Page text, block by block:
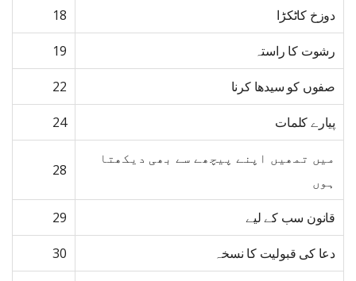
دوزخ کاٹکڑا 18
رشوت کا راستہ 19
صفوں کو سیدھا کرنا 22
پیارے کلمات 24
میں تمھیں اپنے پیچھے سے بھی دیکھتا
ہوں
28
قانون سب کے لیے 29
دعا کی قبولیت کا نسخہ 30